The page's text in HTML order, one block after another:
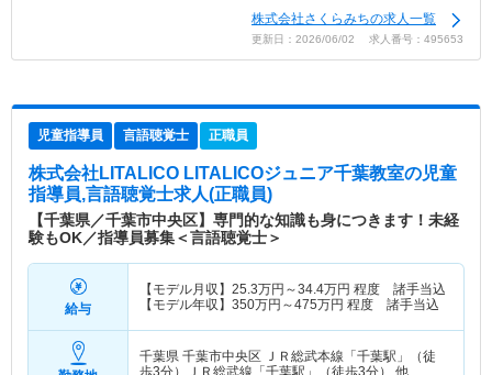
株式会社さくらみちの求人一覧
更新日：2026/06/02 求人番号：495653
児童指導員 言語聴覚士 正職員
株式会社LITALICO LITALICOジュニア千葉教室の児童
指導員,言語聴覚士求人(正職員)
【千葉県／千葉市中央区】専門的な知識も身につきます！未経
験もOK／指導員募集＜言語聴覚士＞
給与
【モデル月収】 25.3万円～34.4万円 程度 諸手当込
【モデル年収】 350万円～475万円 程度 諸手当込
千葉県 千葉市中央区 ＪＲ総武本線「千葉駅」（徒